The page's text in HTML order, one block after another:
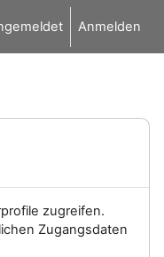
Anmelden
zugreifen.
Zugangsdaten